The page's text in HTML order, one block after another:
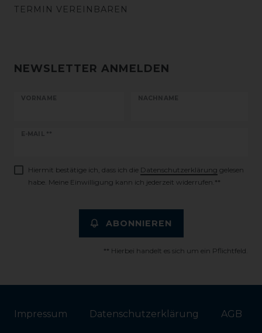
TERMIN VEREINBAREN
NEWSLETTER ANMELDEN
VORNAME NACHNAME
E-MAIL **
Newsletter
Hiermit bestätige ich, dass ich die Daten­schutz­erklärung gelesen
habe. Meine Einwilligung kann ich jederzeit widerrufen.**
ABONNIEREN
** Hierbei handelt es sich um ein Pflichtfeld.
Impressum Daten­schutz­erklärung AGB